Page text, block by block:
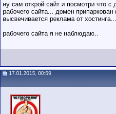
ну сам открой сайт и посмотри что
рабочего сайта... домен припаркован
высвечивается реклама от хостинга...
рабочего сайта я не наблюдаю..
17.01.2015, 00:59